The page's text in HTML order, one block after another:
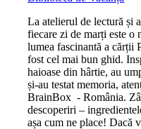
La atelierul de lectură și
fiecare zi de marți este o
lumea fascinantă a cărții
fost cel mai bun ghid.
haioase din hârtie, au
și-au testat memoria,
BrainBox - România.
descoperiri –
așa cum ne place! Dacă